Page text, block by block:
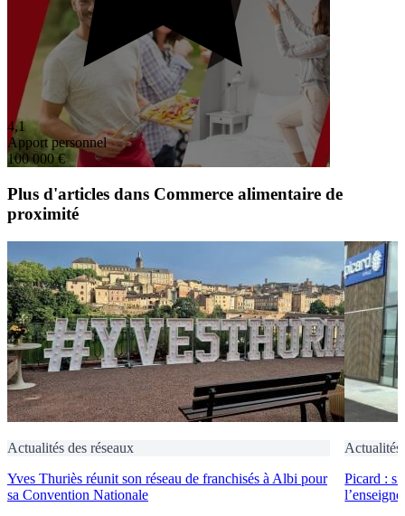
4,1
Apport personnel
100 000 €
Plus d'articles dans Commerce alimentaire de
proximité
Actualités des réseaux
Yves Thuriès réunit son réseau de franchisés à Albi pour
sa Convention Nationale
Actualités
Picard :